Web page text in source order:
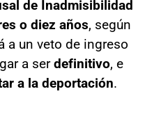
de Inadmisibilidad
o diez años, según
a un veto de ingreso
a serdefinitivo, e
a la deportación.